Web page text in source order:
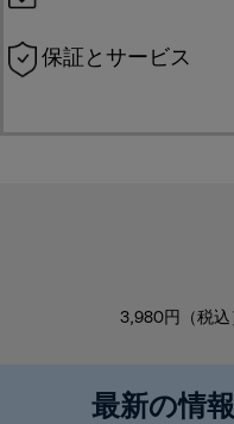
保証とサービス
3,980円（税込
最新の情